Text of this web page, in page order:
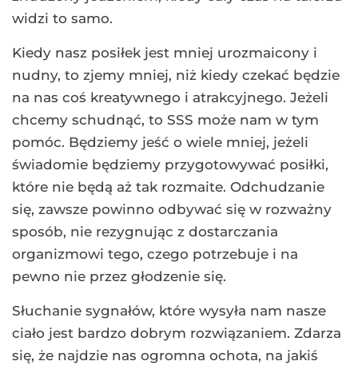
widzi to samo.
Kiedy nasz posiłek jest mniej urozmaicony i
nudny, to zjemy mniej, niż kiedy czekać będzie
na nas coś kreatywnego i atrakcyjnego. Jeżeli
chcemy schudnąć, to SSS może nam w tym
pomóc. Będziemy jeść o wiele mniej, jeżeli
świadomie będziemy przygotowywać posiłki,
które nie będą aż tak rozmaite. Odchudzanie
się, zawsze powinno odbywać się w rozważny
sposób, nie rezygnując z dostarczania
organizmowi tego, czego potrzebuje i na
pewno nie przez głodzenie się.
Słuchanie sygnałów, które wysyła nam nasze
ciało jest bardzo dobrym rozwiązaniem. Zdarza
się, że najdzie nas ogromna ochota, na jakiś